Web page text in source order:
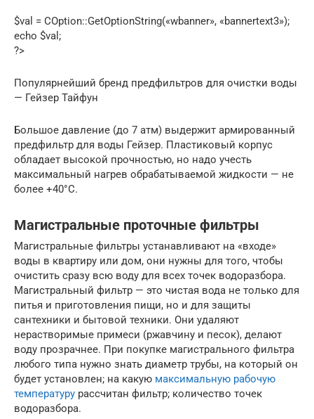
$val = COption::GetOptionString(«wbanner», «bannertext3»);
echo $val;
?>
Популярнейший бренд предфильтров для очистки воды
— Гейзер Тайфун
Большое давление (до 7 атм) выдержит армированный
предфильтр для воды Гейзер. Пластиковый корпус
обладает высокой прочностью, но надо учесть
максимальный нагрев обрабатываемой жидкости — не
более +40°C.
Магистральные проточные фильтры
Магистральные фильтры устанавливают на «входе»
воды в квартиру или дом, они нужны для того, чтобы
очистить сразу всю воду для всех точек водоразбора.
Магистральный фильтр — это чистая вода не только для
питья и приготовления пищи, но и для защиты
сантехники и бытовой техники. Они удаляют
нерастворимые примеси (ржавчину и песок), делают
воду прозрачнее. При покупке магистрального фильтра
любого типа нужно знать диаметр трубы, на который он
будет установлен; на какую максимальную рабочую
температуру рассчитан фильтр; количество точек
водоразбора.